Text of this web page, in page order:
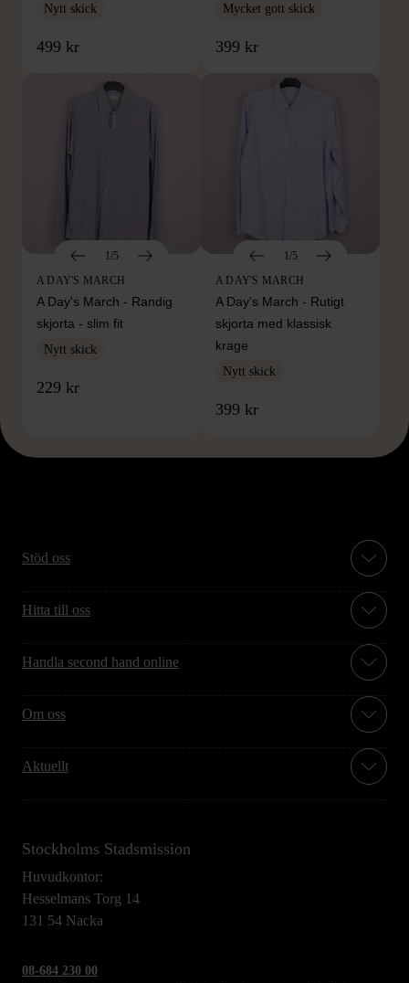
Nytt skick
499 kr
Mycket gott skick
399 kr
1/5
A DAY'S MARCH
A Day's March - Randig
skjorta - slim fit
Nytt skick
229 kr
1/5
A DAY'S MARCH
A Day's March - Rutigt
skjorta med klassisk
krage
Nytt skick
399 kr
Stöd oss
Hitta till oss
Handla second hand online
Om oss
Aktuellt
Stockholms Stadsmission
Huvudkontor:
Hesselmans Torg 14
131 54 Nacka
08-684 230 00